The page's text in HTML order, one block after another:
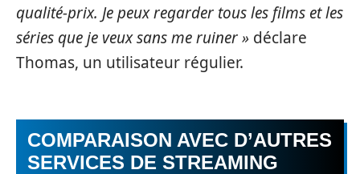
qualité-prix. Je peux regarder tous les films et les
séries que je veux sans me ruiner » déclare
Thomas, un utilisateur régulier.
COMPARAISON AVEC D’AUTRES
SERVICES DE STREAMING